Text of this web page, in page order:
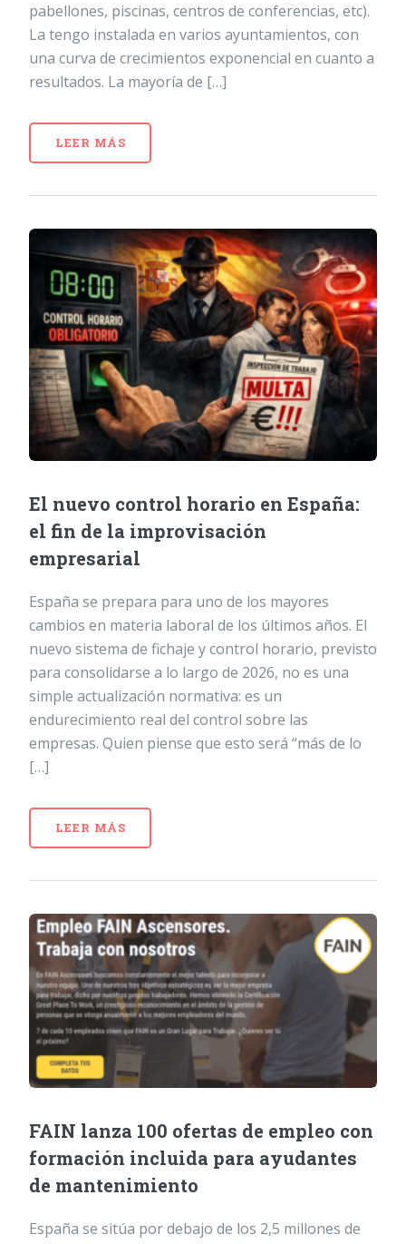
pabellones, piscinas, centros de conferencias, etc).
La tengo instalada en varios ayuntamientos, con
una curva de crecimientos exponencial en cuanto a
resultados. La mayoría de […]
LEER MÁS
El nuevo control horario en España:
el fin de la improvisación
empresarial
España se prepara para uno de los mayores
cambios en materia laboral de los últimos años. El
nuevo sistema de fichaje y control horario, previsto
para consolidarse a lo largo de 2026, no es una
simple actualización normativa: es un
endurecimiento real del control sobre las
empresas. Quien piense que esto será “más de lo
[…]
LEER MÁS
FAIN lanza 100 ofertas de empleo con
formación incluida para ayudantes
de mantenimiento
España se sitúa por debajo de los 2,5 millones de